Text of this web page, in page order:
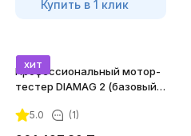
Купить в 1 клик
хит
Профессиональный мотор-
тестер DIAMAG 2 (базовый
5.0 (1)